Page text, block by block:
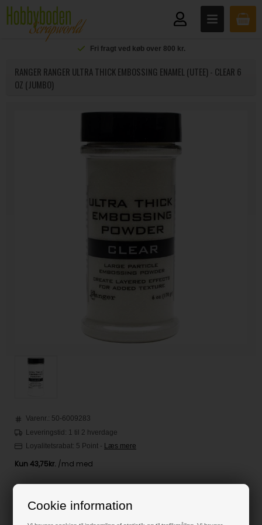
Cookie information
Fri fragt ved køb over 800 kr.
RANGER RANGER ULTRA THICK EMBOSSING ENAMEL (UTEE) - CLEAR 6
OZ (JUMBO)
Varenr.: 50-6009283
Leveringstid: 1 til 2 hverdage
Loyalitetsrabat: 5 Point - Læs mere
175,00DKK
Klik her for pris inkl. fragt